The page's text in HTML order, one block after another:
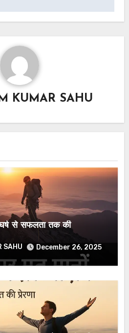
KUMAR SAHU
से सफलता तक की
SAHU December 26, 2025